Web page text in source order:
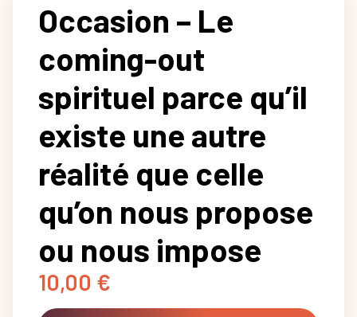
Occasion – Le
coming-out
spirituel parce qu’il
existe une autre
réalité que celle
qu’on nous propose
ou nous impose
10,00 €